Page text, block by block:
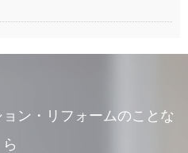
ン・リフォームのことな
ら